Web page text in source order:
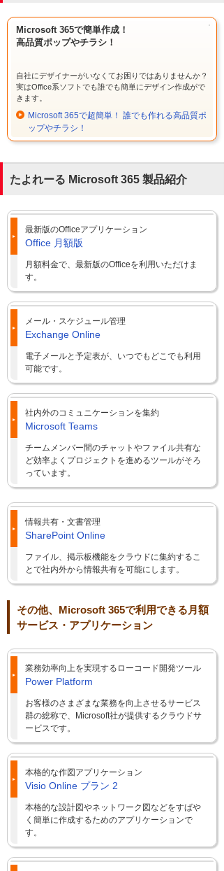
Microsoft 365で簡単作成！
高品質ポップやチラシ！
自社にデザイナーがいなくてお困りではありませんか？
実はOffice系ソフトでも誰でも簡単にデザイン作成がで
きます。
Microsoft 365で超簡単！ 誰でも作れる高品質ポ
ップやチラシ！
たよれーる Microsoft 365 製品紹介
最新版のOfficeアプリケーション
Office 月額版
月額料金で、最新版のOfficeを利用いただけま
す。
メール・スケジュール管理
Exchange Online
電子メールと予定表が、いつでもどこでも利用
可能です。
社内外のコミュニケーションを集約
Microsoft Teams
チームメンバー間のチャットやファイル共有な
ど効率よくプロジェクトを進めるツールがそろ
っています。
情報共有・文書管理
SharePoint Online
ファイル、掲示板機能をクラウドに集約するこ
とで社内外から情報共有を可能にします。
その他、Microsoft 365で利用できる月額
サービス・アプリケーション
業務効率向上を実現するローコード開発ツール
Power Platform
お客様のさまざまな業務を向上させるサービス
群の総称で、Microsoft社が提供するクラウドサ
ービスです。
本格的な作図アプリケーション
Visio Online プラン 2
本格的な設計図やネットワーク図などをすばや
く簡単に作成するためのアプリケーションで
す。